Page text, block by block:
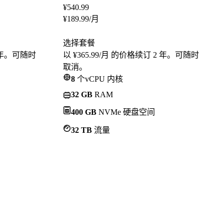
。可随时
¥540.99
¥189.99/月
选择套餐
以 ¥365.99/月 的价格续订 2 年。可随时
取消。
8 个vCPU 内核
32 GB RAM
400 GB NVMe 硬盘空间
32 TB 流量